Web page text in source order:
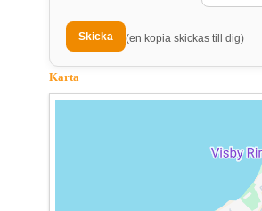
(en kopia skickas till dig)
Karta